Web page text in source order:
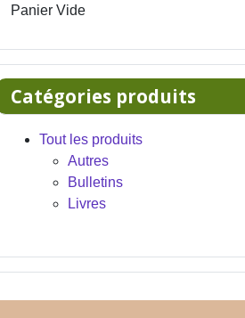
Panier Vide
Catégories produits
Tout les produits
Autres
Bulletins
Livres